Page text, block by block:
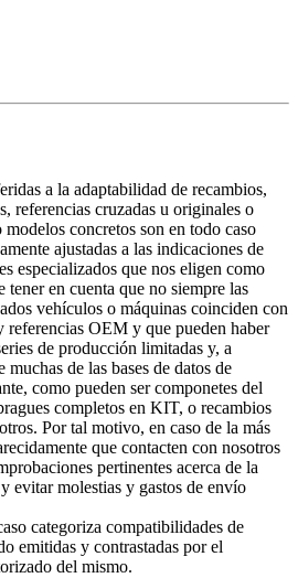
a la adaptabilidad de recambios,
referencias cruzadas u originales o
concretos son en todo caso
ajustadas a las indicaciones de
especializados que nos eligen como
tener en cuenta que no siempre las
vehículos o máquinas coinciden con
referencias OEM y que pueden haber
de producción limitadas y, a
de las bases de datos de
como pueden ser componetes del
completos en KIT, o recambios
Por tal motivo, en caso de la más
que contacten con nosotros
pertinentes acerca de la
evitar molestias y gastos de envío
categoriza compatibilidades de
emitidas y contrastadas por el
del mismo.